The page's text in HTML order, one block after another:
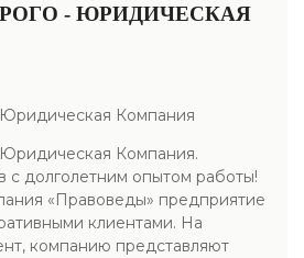
- ЮРИДИЧЕСКАЯ
Компания
Компания.
с долголетним опытом работы!
«Правоведы» предприятие
клиентами. На
компанию представляют